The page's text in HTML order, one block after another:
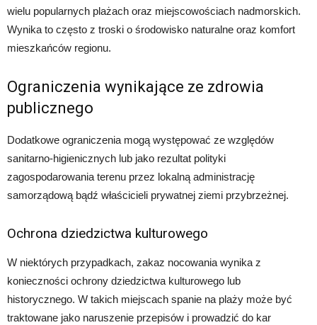
wielu popularnych plażach oraz miejscowościach nadmorskich.
Wynika to często z troski o środowisko naturalne oraz komfort
mieszkańców regionu.
Ograniczenia wynikające ze zdrowia
publicznego
Dodatkowe ograniczenia mogą występować ze względów
sanitarno-higienicznych lub jako rezultat polityki
zagospodarowania terenu przez lokalną administrację
samorządową bądź właścicieli prywatnej ziemi przybrzeżnej.
Ochrona dziedzictwa kulturowego
W niektórych przypadkach, zakaz nocowania wynika z
konieczności ochrony dziedzictwa kulturowego lub
historycznego. W takich miejscach spanie na plaży może być
traktowane jako naruszenie przepisów i prowadzić do kar